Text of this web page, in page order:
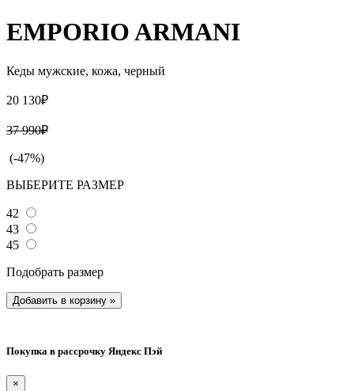
EMPORIO ARMANI
Кеды мужские, кожа, черный
20 130₽
37 990₽
(-47%)
ВЫБЕРИТЕ РАЗМЕР
42
43
45
Подобрать размер
Добавить в корзину »
Покупка в рассрочку Яндекс Пэй
×